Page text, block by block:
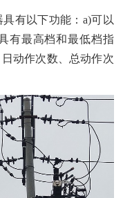
有以下功能：a)可以
有最高档和最低档指
动作次数、总动作次